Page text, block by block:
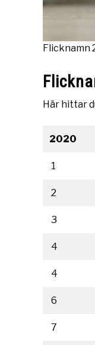
Flicknamn
Här hittar
2020
1
2
3
4
4
6
7